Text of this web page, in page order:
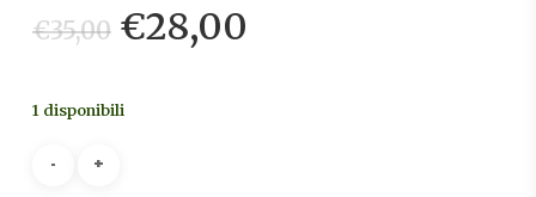
€35,00 Il
prezzo
originale
€28,00
1 disponibili